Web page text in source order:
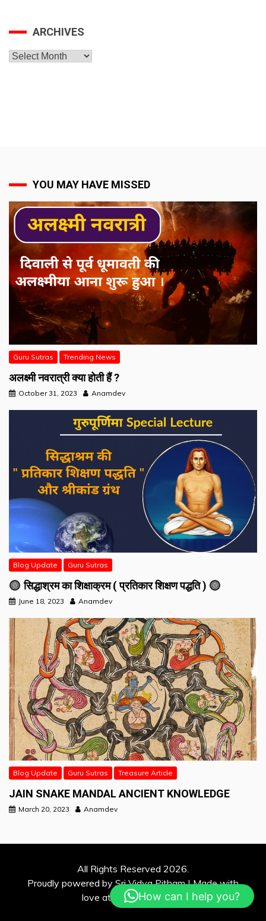
ARCHIVES
Archives
YOU MAY HAVE MISSED
Guru Sutras Trending News
अलक्ष्मी नवरात्री क्या होती हैं ?
October 31, 2023 Anamdev
Blog Update Guru Sutras
सिद्धाश्रम का शिक्षाक्रम ( प्रतिकार शिक्षण पद्धति )
June 18, 2023 Anamdev
Blog Update Guru Sutras Treasure Article
JAIN SNAKE MANDAL ANCIENT KNOWLEDGE
March 20, 2023 Anamdev
All Rights Reserved 2026.
Proudly powered by Sri Vidya Pitham | Made with
love at Davina SolutionsHow can I help you?